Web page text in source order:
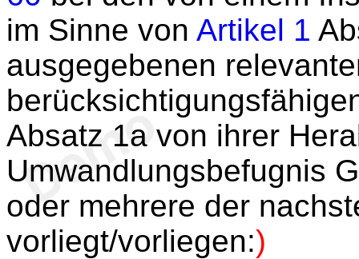
im Sinne von Artikel 1
ausgegebenen
Absatz 1a von ihrer
Umwandlungsbefugnis
oder mehrere der
vorliegt/vorliegen:)